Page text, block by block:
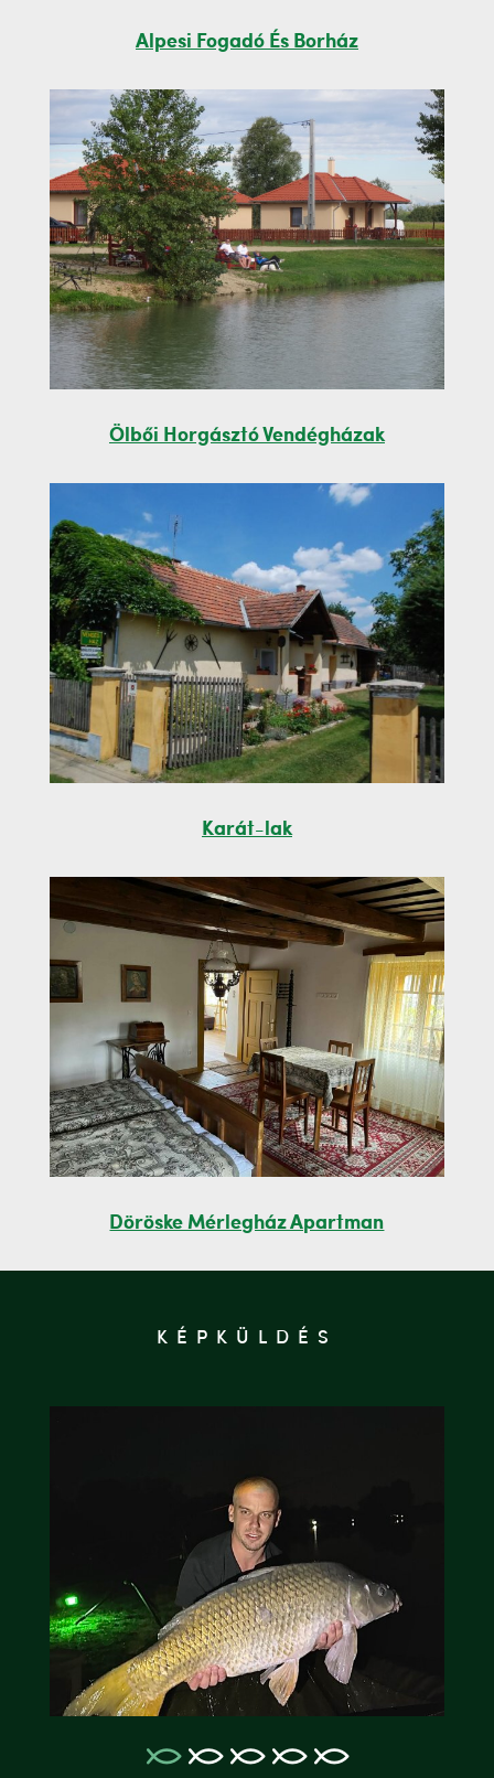
Alpesi Fogadó És Borház
Ölbői Horgásztó Vendégházak
Karát-lak
Döröske Mérlegház Apartman
KÉPKÜLDÉS